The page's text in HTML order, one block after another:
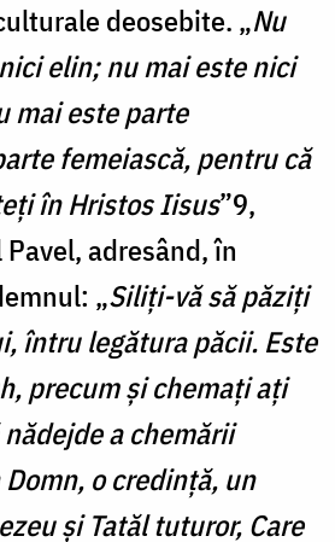
deosebite. „Nu
elin; nu mai este nici
mai este parte
femeiască, pentru că
în Hristos Iisus”9,
adresând, în
„Siliţi-vă să păziţi
întru legătura păcii. Este
precum şi chemaţi aţi
a chemării
o credinţă, un
şi Tatăl tuturor, Care